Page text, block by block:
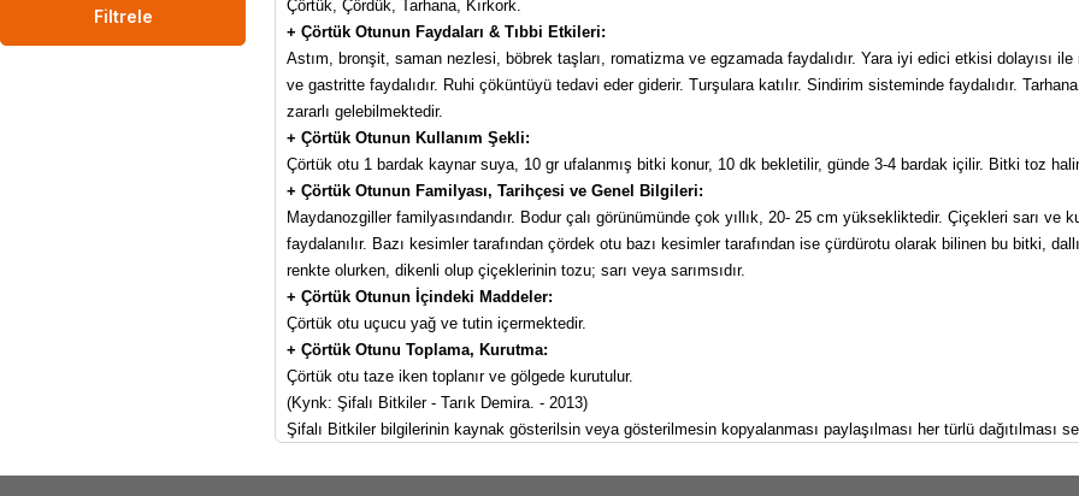
Filtrele
Çörtük, Çördük, Tarhana, Kırkork.
+ Çörtük Otunun Faydaları & Tıbbi Etkileri:
Astım, bronşit, saman nezlesi, böbrek taşları, romatizma ve egzamada faydalıdır. Yara iyi edici etkisi dolayısı
ve gastritte faydalıdır. Ruhi çöküntüyü tedavi eder giderir. Turşulara katılır. Sindirim sisteminde faydalıdır.
zararlı gelebilmektedir.
+ Çörtük Otunun Kullanım Şekli:
Çörtük otu 1 bardak kaynar suya, 10 gr ufalanmış bitki konur, 10 dk bekletilir, günde 3-4 bardak içilir. Bitki toz
+ Çörtük Otunun Familyası, Tarihçesi ve Genel Bilgileri:
Maydanozgiller familyasındandır. Bodur çalı görünümünde çok yıllık, 20- 25 cm yüksekliktedir. Çiçekleri sarı
faydalanılır. Bazı kesimler tarafından çördek otu bazı kesimler tarafından ise çürdürotu olarak bilinen bu bitki,
renkte olurken, dikenli olup çiçeklerinin tozu; sarı veya sarımsıdır.
+ Çörtük Otunun İçindeki Maddeler:
Çörtük otu uçucu yağ ve tutin içermektedir.
+ Çörtük Otunu Toplama, Kurutma:
Çörtük otu taze iken toplanır ve gölgede kurutulur.
(Kynk: Şifalı Bitkiler - Tarık Demira. - 2013)
Şifalı Bitkiler bilgilerinin kaynak gösterilsin veya gösterilmesin kopyalanması paylaşılması her türlü dağıtılması